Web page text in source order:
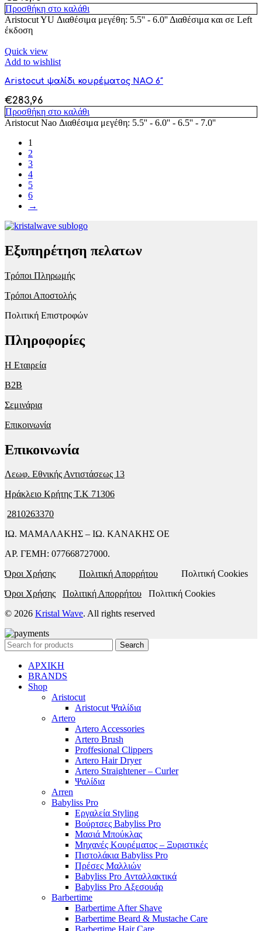
Προσθήκη στο καλάθι
Aristocut YU Διαθέσιμα μεγέθη: 5.5'' - 6.0'' Διαθέσιμα και σε Left
έκδοση
Quick view
Add to wishlist
Aristocut ψαλίδι κουρέματος NAO 6″
€283,96
Προσθήκη στο καλάθι
Aristocut Nao Διαθέσιμα μεγέθη: 5.5'' - 6.0'' - 6.5'' - 7.0''
1
2
3
4
5
6
→
Εξυπηρέτηση πελατων
Τρόποι Πληρωμής
Τρόποι Αποστολής
Πολιτική Επιστροφών
Πληροφορίες
Η Εταιρεία
B2B
Σεμινάρια
Επικοινωνία
Επικοινωνία
Λεωφ. Εθνικής Αντιστάσεως 13
Ηράκλειο Κρήτης T.K 71306
2810263370
ΙΩ. ΜΑΜΑΛΑΚΗΣ – ΙΩ. ΚΑΝΑΚΗΣ ΟΕ
ΑΡ. ΓΕΜΗ: 077668727000.
Όροι Χρήσης
Πολιτική Απορρήτου Πολιτική Cookies
Όροι Χρήσης
Πολιτική Απορρήτου Πολιτική Cookies
© 2026 Kristal Wave. All rights reserved
Search
ΑΡΧΙΚΗ
BRANDS
Shop
Aristocut
Aristocut Ψαλίδια
Artero
Artero Accessories
Artero Brush
Proffesional Clippers
Artero Hair Dryer
Artero Straightener – Curler
Ψαλίδια
Arren
Babyliss Pro
Εργαλεία Styling
Βούρτσες Babyliss Pro
Μασιά Μπούκλας
Μηχανές Κουρέματος – Ξυριστικές
Πιστολάκια Babyliss Pro
Πρέσες Μαλλιών
Babyliss Pro Ανταλλακτικά
Babyliss Pro Αξεσουάρ
Barbertime
Barbertime After Shave
Barbertime Beard & Mustache Care